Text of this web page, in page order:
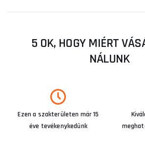
5 OK, HOGY MIÉRT
NÁLUNK
Ezen a szakterületen már 15
éve tevékenykedünk